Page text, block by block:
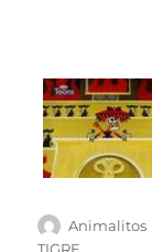
Autor
Animalitos